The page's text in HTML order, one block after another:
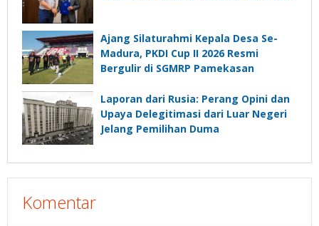
Ajang Silaturahmi Kepala Desa Se-
Madura, PKDI Cup II 2026 Resmi
Bergulir di SGMRP Pamekasan
Laporan dari Rusia: Perang Opini dan
Upaya Delegitimasi dari Luar Negeri
Jelang Pemilihan Duma
Komentar